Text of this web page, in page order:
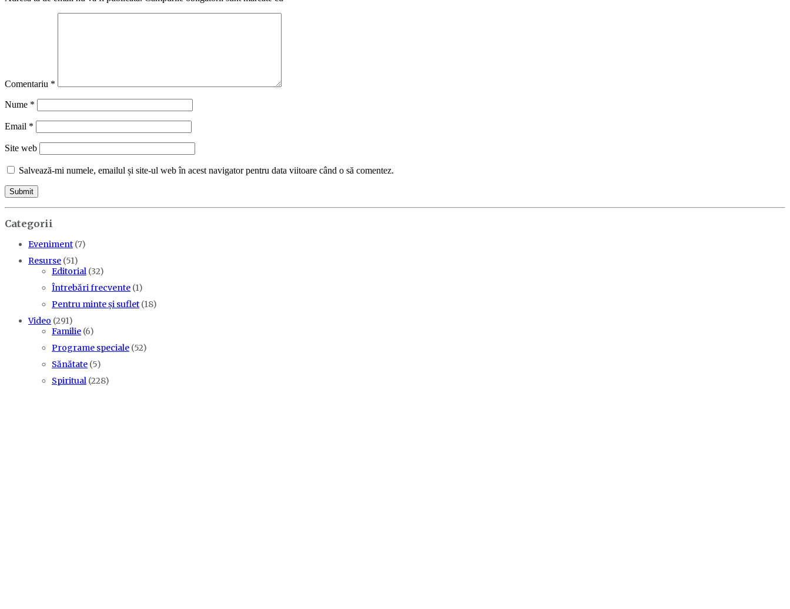
Comentariu *
Nume *
Email *
Site web
Salvează-mi numele, emailul și site-ul web în acest navigator pentru data viitoare când o să comentez.
Categorii
Eveniment (7)
Resurse (51)
Editorial (32)
Întrebări frecvente (1)
Pentru minte și suflet (18)
Video (291)
Familie (6)
Programe speciale (52)
Sănătate (5)
Spiritual (228)